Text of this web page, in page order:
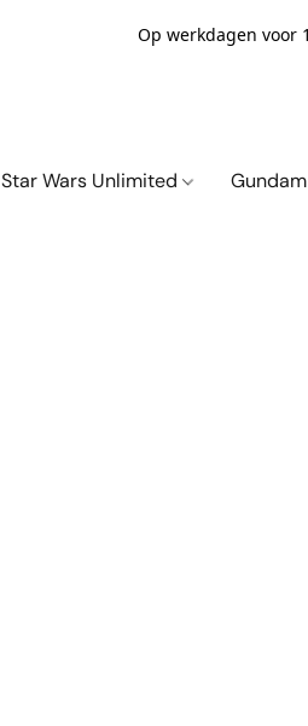
Op werkdagen voor
Star Wars Unlimited